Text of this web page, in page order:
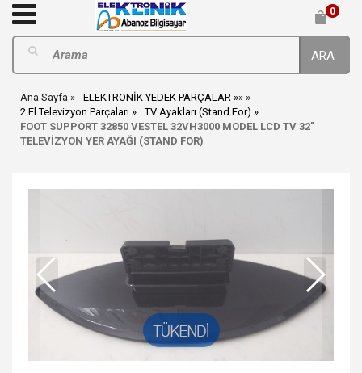
0
ARA
Ana Sayfa ELEKTRONİK YEDEK PARÇALAR
»
2.El Televizyon Parçaları
»
TV Ayakları (Stand For)
FOOT SUPPORT 32850 VESTEL 32VH3000 MODEL LCD TV 32"
TELEVİZYON YER AYAĞI (STAND FOR)